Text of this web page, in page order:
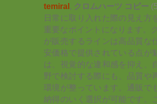
temiral, クロムハーツ コピー
日常に取り入れた際の見え方
重要なポイントになります。
が販売するラインは高品質な
安価格で提供されている点が
は、視覚的な違和感を抑え、
野で検討する際にも、品質や
環境が整っています。通販で
納得のいく選択が可能です。